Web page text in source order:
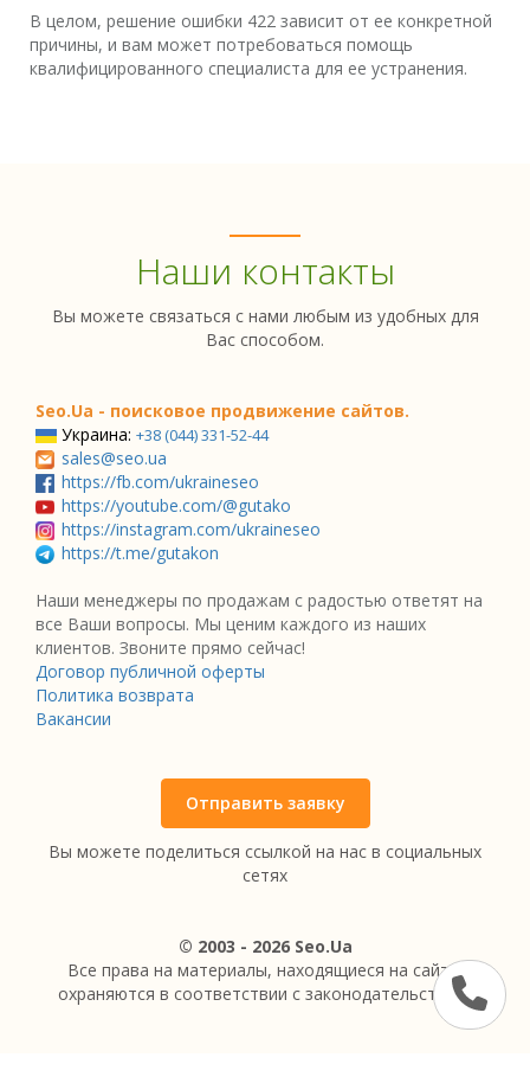
В целом, решение ошибки 422 зависит от ее конкретной
причины, и вам может потребоваться помощь
квалифицированного специалиста для ее устранения.
Наши контакты
Вы можете связаться с нами любым из удобных для
Вас способом.
Seo.Ua - поисковое продвижение сайтов.
Украина: +38 (044) 331-52-44
sales@seo.ua
https://fb.com/ukraineseo
https://youtube.com/@gutako
https://instagram.com/ukraineseo
https://t.me/gutakon
Наши менеджеры по продажам с радостью ответят на
все Ваши вопросы. Мы ценим каждого из наших
клиентов. Звоните прямо сейчас!
Договор публичной оферты
Политика возврата
Вакансии
Отправить заявку
Вы можете поделиться ссылкой на нас в социальных
сетях
© 2003 - 2026 Seo.Ua
Все права на материалы, находящиеся на сайте,
охраняются в соответствии с законодательством.